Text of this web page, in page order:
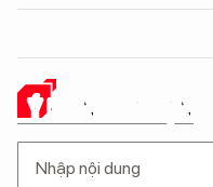
Ý KIẾN CỦA BẠN